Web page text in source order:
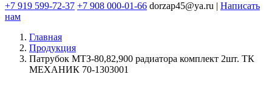
+7 919 599-72-37 +7 908 000-01-66 dorzap45@ya.ru | Написать
нам
Главная
Продукция
Патрубок МТЗ-80,82,900 радиатора комплект 2шт. ТК
МЕХАНИК 70-1303001